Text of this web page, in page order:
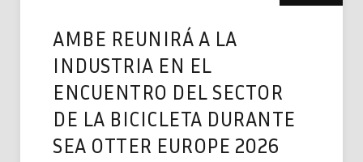
AMBE REUNIRÁ A LA
INDUSTRIA EN EL
ENCUENTRO DEL SECTOR
DE LA BICICLETA DURANTE
SEA OTTER EUROPE 2026